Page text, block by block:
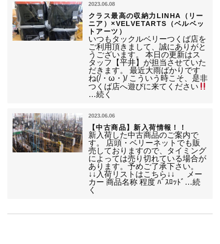
2023.06.08
クラス最高の収納力LINHA（リー
ニア）×VELVETARTS（ベルベッ
トアーツ）
いつもタックルベリーつくば店を
ご利用頂きまして、誠にありがと
うございます。 本日の更新はス
タッフ【平井】が担当させていた
だきます。 最近大雨ばかりです
ね(/・ω・)/ こういう時こそ、是非
つくば店へ遊びに来てください
…続く
2023.06.06
【中古商品】新入荷情報！！
新入荷した中古商品のご案内で
す。 店頭・ベリーネットでも販
売しておりますので、タイミング
によっては売り切れている場合が
あります。予めご了承下さい。
↓↓入荷リストはこちら↓↓ メー
カー 商品名称 程度 ﾊﾞｽﾛｯﾄﾞ…続
く